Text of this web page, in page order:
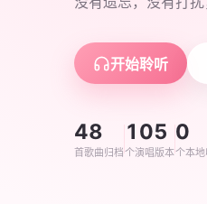
开始聆听
48
首歌曲归档
105
个演唱版本
0
个本